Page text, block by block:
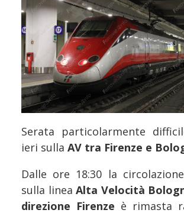
Serata particolarmente
ieri sulla AV tra Firenze e
Dalle ore 18:30 la
sulla linea Alta Velocità
direzione Firenze è rimasta